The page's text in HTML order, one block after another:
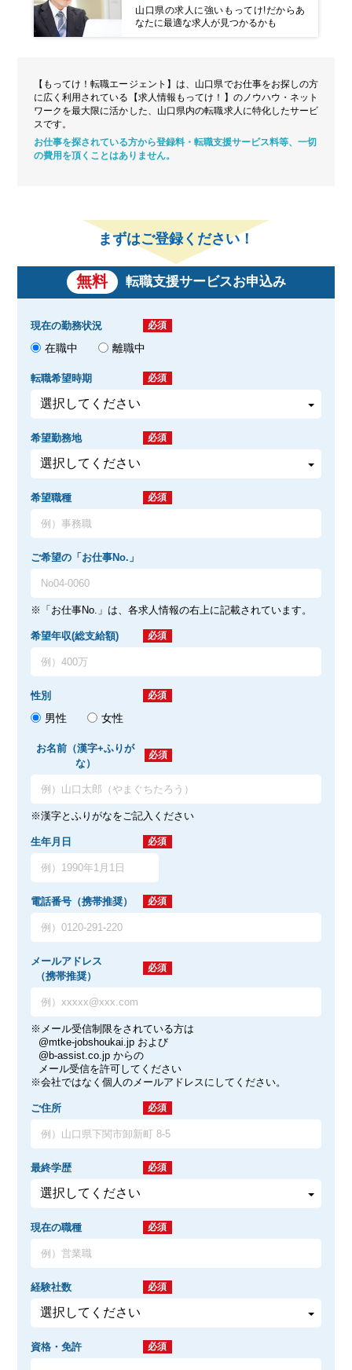
山口県の求人に強いもってけ!だからあ
なたに最適な求人が見つかるかも
【もってけ！転職エージェント】は、山口県でお仕事をお探しの方
に広く利用されている【求人情報もってけ！】のノウハウ・ネット
ワークを最大限に活かした、山口県内の転職求人に特化したサービ
スです。
お仕事を探されている方から登録料・転職支援サービス料等、一切
の費用を頂くことはありません。
まずはご登録ください！
無料 転職支援サービスお申込み
現在の勤務状況 必須
在職中 離職中
転職希望時期 必須
希望勤務地 必須
希望職種 必須
ご希望の「お仕事No.」
※「お仕事No.」は、各求人情報の右上に記載されています。
希望年収(総支給額) 必須
性別 必須
男性 女性
お名前（漢字+ふりが
な）
必須
※漢字とふりがなをご記入ください
生年月日 必須
電話番号（携帯推奨） 必須
メールアドレス
（携帯推奨）
必須
※メール受信制限をされている方は
@mtke-jobshoukai.jp および
@b-assist.co.jp からの
メール受信を許可してください
※会社ではなく個人のメールアドレスにしてください。
ご住所 必須
最終学歴 必須
現在の職種 必須
経験社数 必須
資格・免許 必須